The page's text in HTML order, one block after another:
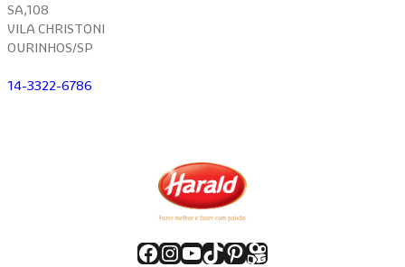
SA,108
VILA CHRISTONI
OURINHOS/SP
14-3322-6786
Facebook
Instagram
Youtube
TikTok
Pinterest
Kwai